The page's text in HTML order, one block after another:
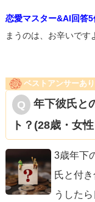
恋愛マスター&AI回答5
まうのは、お辛いで
ベストアンサーあり
年下彼氏と
ト？(28歳・女性
3歳年下
氏と付
うした